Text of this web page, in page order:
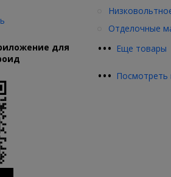
для
••• Еще товары
Отделочные
••• Посмотреть